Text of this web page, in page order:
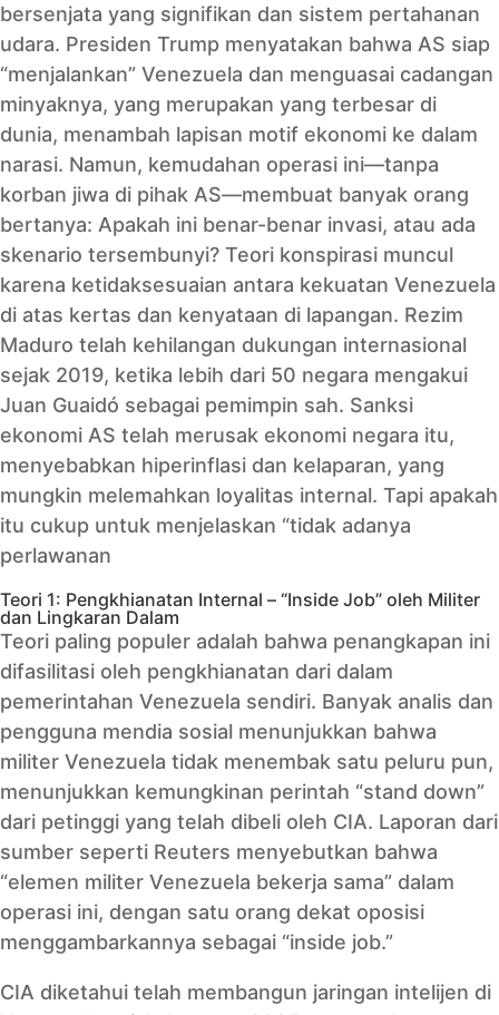
bersenjata yang signifikan dan sistem pertahanan
udara. Presiden Trump menyatakan bahwa AS siap
“menjalankan” Venezuela dan menguasai cadangan
minyaknya, yang merupakan yang terbesar di
dunia, menambah lapisan motif ekonomi ke dalam
narasi. Namun, kemudahan operasi ini—tanpa
korban jiwa di pihak AS—membuat banyak orang
bertanya: Apakah ini benar-benar invasi, atau ada
skenario tersembunyi? Teori konspirasi muncul
karena ketidaksesuaian antara kekuatan Venezuela
di atas kertas dan kenyataan di lapangan. Rezim
Maduro telah kehilangan dukungan internasional
sejak 2019, ketika lebih dari 50 negara mengakui
Juan Guaidó sebagai pemimpin sah. Sanksi
ekonomi AS telah merusak ekonomi negara itu,
menyebabkan hiperinflasi dan kelaparan, yang
mungkin melemahkan loyalitas internal. Tapi apakah
itu cukup untuk menjelaskan “tidak adanya
perlawanan
Teori 1: Pengkhianatan Internal – “Inside Job” oleh Militer
dan Lingkaran Dalam
Teori paling populer adalah bahwa penangkapan ini
difasilitasi oleh pengkhianatan dari dalam
pemerintahan Venezuela sendiri. Banyak analis dan
pengguna mendia sosial menunjukkan bahwa
militer Venezuela tidak menembak satu peluru pun,
menunjukkan kemungkinan perintah “stand down”
dari petinggi yang telah dibeli oleh CIA. Laporan dari
sumber seperti Reuters menyebutkan bahwa
“elemen militer Venezuela bekerja sama” dalam
operasi ini, dengan satu orang dekat oposisi
menggambarkannya sebagai “inside job.”
CIA diketahui telah membangun jaringan intelijen di